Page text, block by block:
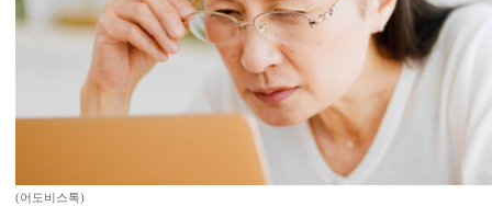
(어도비스톡)